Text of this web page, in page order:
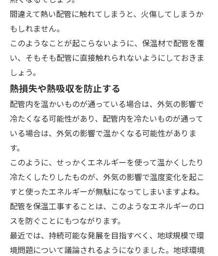
間違えて熱い配管に触れてしまうと、火傷してしまうか
もしれません。
このようなことが起こらないように、保温材で配管を覆
い、そもそも配管に直接触れられないようにしておきま
しょう。
熱損失や熱吸収を防止する
配管内を温かいものが通っている場合は、外気の影響で
冷たくなる可能性があり、配管内を冷たいものが通って
いる場合は、外気の影響で温かくなる可能性がありま
す。
このように、せっかくエネルギーを使って温かくしたり
冷たくしたりしたものが、外気の影響で温度変化を起こ
すと使ったエネルギーが無駄になってしまいますよね。
配管を保温工事することは、このようなエネルギーのロ
スを防ぐことにもつながります。
最近では、持続可能な発展を目指すべく、地球規模で環
境問題について議論されるようになりました。地球環境